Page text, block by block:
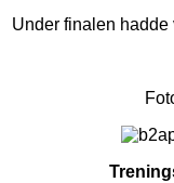
Under finalen